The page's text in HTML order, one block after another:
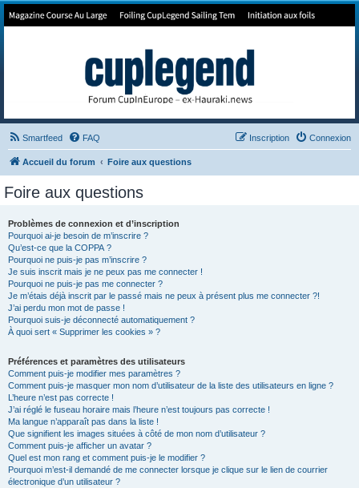
Forum de Cup In Europe
Smartfeed FAQ Connexion
Inscription
Accueil du forum Foire aux questions
Foire aux questions
Problèmes de connexion et d’inscription
Pourquoi ai-je besoin de m’inscrire ?
Qu’est-ce que la COPPA ?
Pourquoi ne puis-je pas m’inscrire ?
Je suis inscrit mais je ne peux pas me connecter !
Pourquoi ne puis-je pas me connecter ?
Je m’étais déjà inscrit par le passé mais ne peux à présent plus me connecter ?!
J’ai perdu mon mot de passe !
Pourquoi suis-je déconnecté automatiquement ?
À quoi sert « Supprimer les cookies » ?
Préférences et paramètres des utilisateurs
Comment puis-je modifier mes paramètres ?
Comment puis-je masquer mon nom d’utilisateur de la liste des utilisateurs en ligne ?
L’heure n’est pas correcte !
J’ai réglé le fuseau horaire mais l’heure n’est toujours pas correcte !
Ma langue n’apparaît pas dans la liste !
Que signifient les images situées à côté de mon nom d’utilisateur ?
Comment puis-je afficher un avatar ?
Quel est mon rang et comment puis-je le modifier ?
Pourquoi m’est-il demandé de me connecter lorsque je clique sur le lien de courrier
électronique d’un utilisateur ?